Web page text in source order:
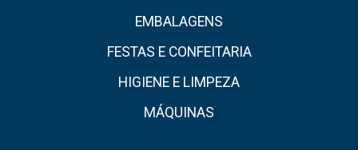
EMBALAGENS
FESTAS E CONFEITARIA
HIGIENE E LIMPEZA
MÁQUINAS